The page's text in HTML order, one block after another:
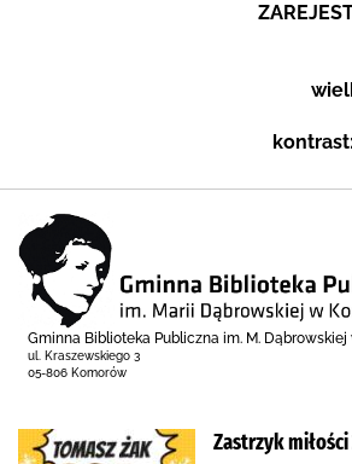
kontrast:
Gminna Biblioteka Publiczna im. M.
ul. Kraszewskiego 3
05-806 Komorów
Zastrzyk miłości